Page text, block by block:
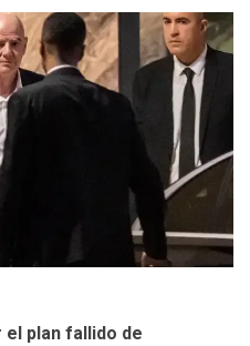
HORA
Municipal de
respalda a Cámara
para reforma
de Puerto Libre
el plan fallido de